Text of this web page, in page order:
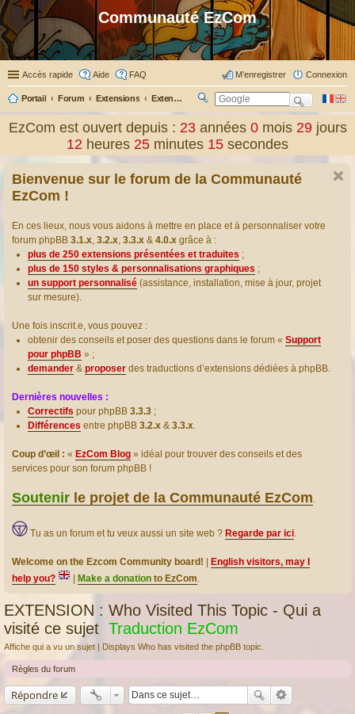
Communauté EzCom
Accès rapide Aide FAQ Connexion
M’enregistrer
Portail Forum Extensions Extensions présentées & traduites
er
EzCom est ouvert depuis : 23 années0 mois29 jours
12 heures 25 minutes 16 secondes
Bienvenue sur le forum de la Communauté
EzCom !
En ces lieux, nous vous aidons à mettre en place et à personnaliser votre
forum phpBB 3.1.x, 3.2.x, 3.3.x & 4.0.x grâce à :
plus de 250 extensions présentées et traduites ;
plus de 150 styles & personnalisations graphiques ;
un support personnalisé (assistance, installation, mise à jour, projet
sur mesure).
Une fois inscrit.e, vous pouvez :
obtenir des conseils et poser des questions dans le forum « Support
pour phpBB » ;
demander & proposer des traductions d’extensions dédiées à phpBB.
Dernières nouvelles :
Correctifs pour phpBB 3.3.3 ;
Différences entre phpBB 3.2.x & 3.3.x.
Coup d’œil : « EzCom Blog » idéal pour trouver des conseils et des
services pour son forum phpBB !
Soutenir le projet de la Communauté EzCom.
Tu as un forum et tu veux aussi un site web ? Regarde par ici.
Welcome on the Ezcom Community board!
English visitors, may I
help you?
Make a donation to EzCom.
EXTENSION : Who Visited This Topic - Qui a
visité ce sujet Traduction EzCom
Affiche qui a vu un sujet | Displays Who has visited the phpBB topic.
Règles du forum
Répondre